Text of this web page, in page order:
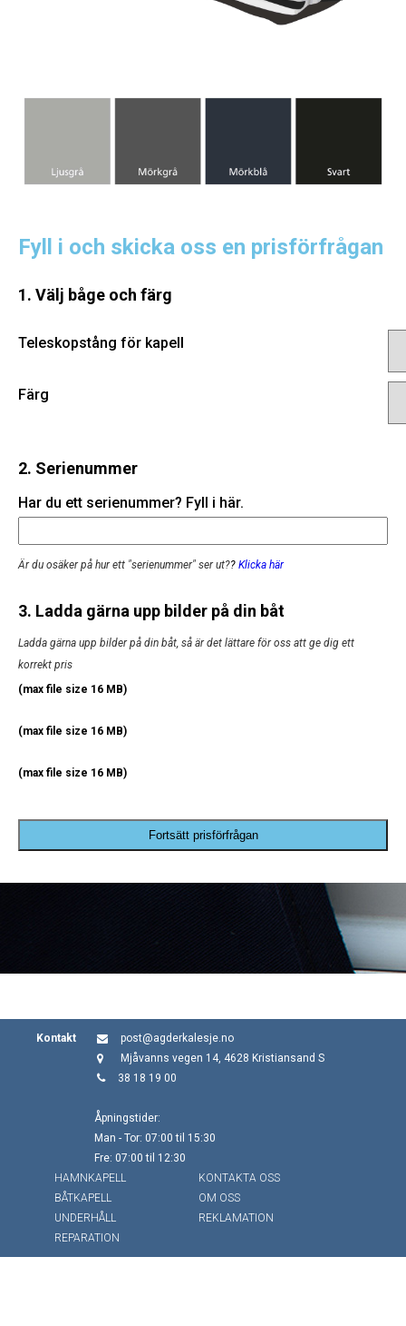
Fyll i och skicka oss en prisförfrågan
1. Välj båge och färg
Teleskopstång för kapell
Färg
2. Serienummer
Har du ett serienummer? Fyll i här.
Är du osäker på hur ett "serienummer" ser ut?? Klicka här
3. Ladda gärna upp bilder på din båt
Ladda gärna upp bilder på din båt, så är det lättare för oss att ge dig ett
korrekt pris
(max file size 16 MB)
(max file size 16 MB)
(max file size 16 MB)
Fortsätt prisförfrågan
Kontakt
post@agderkalesje.no
Mjåvanns vegen 14, 4628 Kristiansand S
38 18 19 00
Åpningstider:
Man - Tor: 07:00 til 15:30
Fre: 07:00 til 12:30
HAMNKAPELL
BÅTKAPELL
UNDERHÅLL
REPARATION
KONTAKTA OSS
OM OSS
REKLAMATION